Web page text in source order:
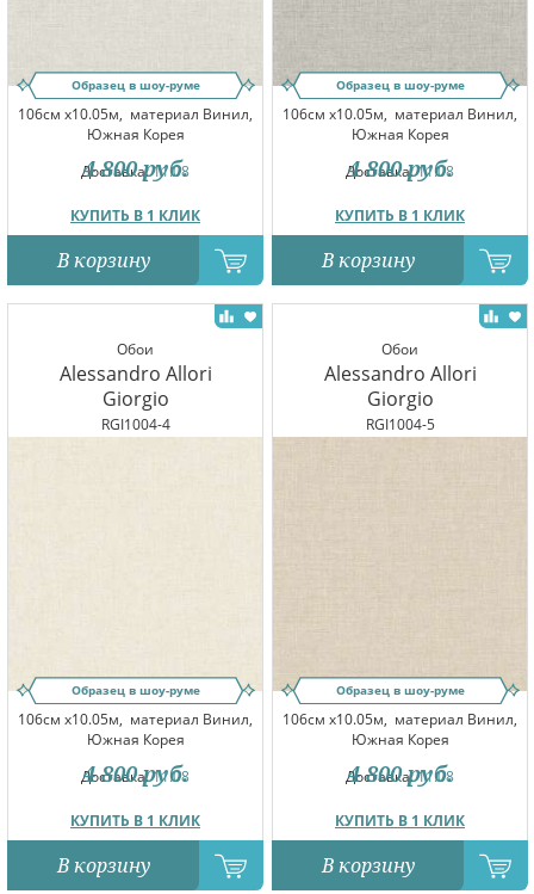
Образец в шоу-руме
106см x10.05м, материал Винил,
Южная Корея
Доставка:11.08
КУПИТЬ В 1 КЛИК
4 800 руб.
В корзину
Образец в шоу-руме
106см x10.05м, материал Винил,
Южная Корея
Доставка:11.08
КУПИТЬ В 1 КЛИК
4 800 руб.
В корзину
Обои
Alessandro Allori
Giorgio
RGI1004-4
Образец в шоу-руме
106см x10.05м, материал Винил,
Южная Корея
Доставка:11.08
КУПИТЬ В 1 КЛИК
4 800 руб.
В корзину
Обои
Alessandro Allori
Giorgio
RGI1004-5
Образец в шоу-руме
106см x10.05м, материал Винил,
Южная Корея
Доставка:11.08
КУПИТЬ В 1 КЛИК
4 800 руб.
В корзину